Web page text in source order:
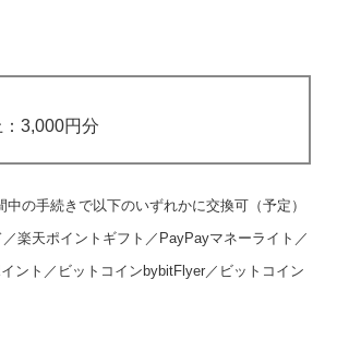
3,000円分
中の手続きで以下のいずれかに交換可（予定）
楽天ポイントギフト／PayPayマネーライト／
ント／ビットコインbybitFlyer／ビットコイン